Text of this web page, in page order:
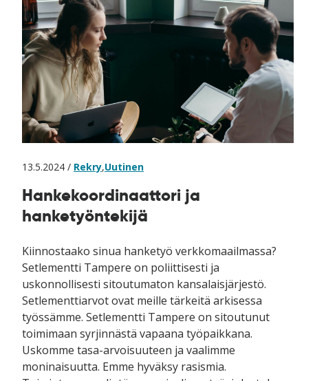
13.5.2024 / Rekry,Uutinen
Hankekoordinaattori ja
hanketyöntekijä
Kiinnostaako sinua hanketyö verkkomaailmassa?
Setlementti Tampere on poliittisesti ja
uskonnollisesti sitoutumaton kansalaisjärjestö.
Setlementtiarvot ovat meille tärkeitä arkisessa
työssämme. Setlementti Tampere on sitoutunut
toimimaan syrjinnästä vapaana työpaikkana.
Uskomme tasa-arvoisuuteen ja vaalimme
moninaisuutta. Emme hyväksy rasismia.